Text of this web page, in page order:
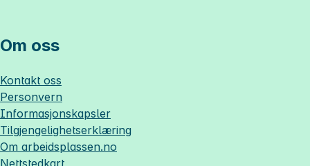
Om oss
Kontakt oss
Personvern
Informasjonskapsler
Tilgjengelighetserklæring
Om arbeidsplassen.no
Nettstedkart